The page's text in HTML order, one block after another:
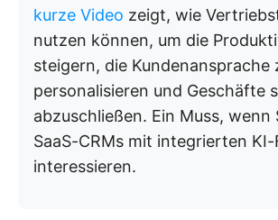
kurze Video zeigt, wie
nutzen können, um die
steigern, die Kundenansprache
personalisieren und Geschäfte
abzuschließen. Ein Muss, wenn
SaaS-CRMs mit integrierten KI-
interessieren.